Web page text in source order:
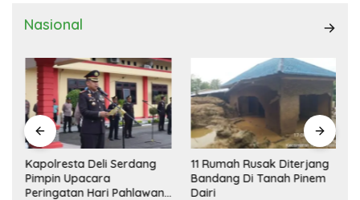
Nasional
Kapolresta Deli Serdang
Pimpin Upacara
Peringatan Hari Pahlawan
11 Rumah Rusak Diterjang
Bandang Di Tanah Pinem
Dairi